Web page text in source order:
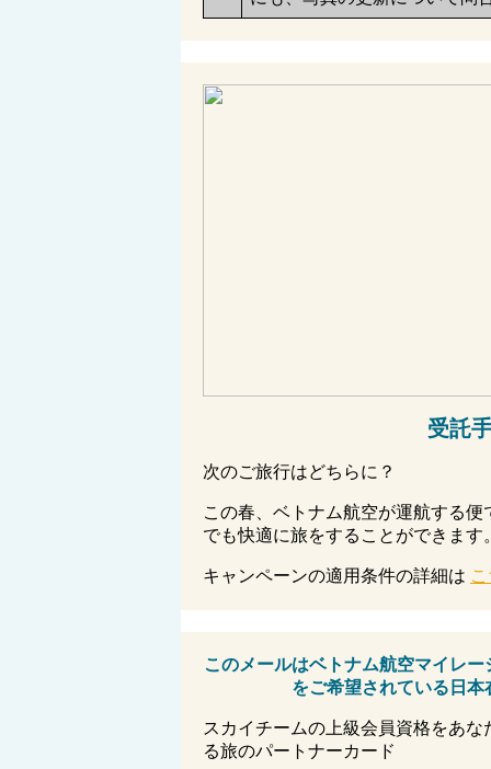
受託
次のご旅行はどちらに？
この春、ベトナム航空が運航する便
でも快適に旅をすることができます
キャンペーンの適用条件の詳細は
このメールはベトナム航空マイレ
をご希望されている日
スカイチームの上級会員資格をあ
る旅のパートナーカード